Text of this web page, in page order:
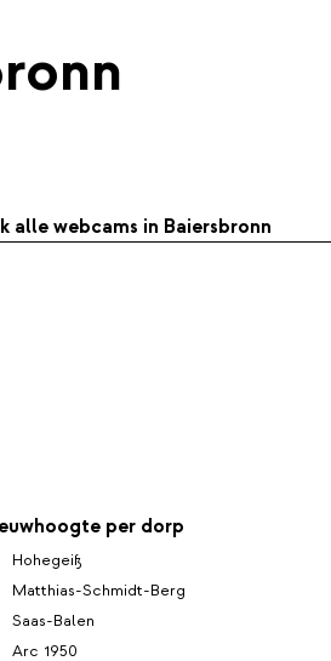
alle webcams in Baiersbronn
per dorp
Hohegeiß
Matthias-Schmidt-Berg
Saas-Balen
Arc 1950